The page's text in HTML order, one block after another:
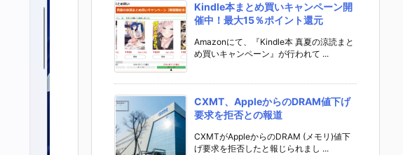
Kindle本まとめ買いキャンペーン開
催中！最大15％ポイント還元
Amazonにて、『Kindle本 真夏の涼読まと
め買いキャンペーン』が行われて ...
CXMT、AppleからのDRAM値下げ
要求を拒否との報道
CXMTがAppleからのDRAM (メモリ)値下
げ要求を拒否したと報じられまし ...